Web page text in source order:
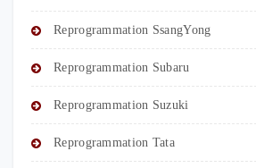
Reprogrammation SsangYong
Reprogrammation Subaru
Reprogrammation Suzuki
Reprogrammation Tata